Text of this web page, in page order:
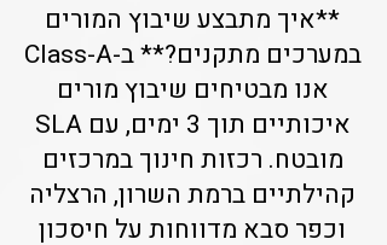
**איך מתבצע שיבוץ המורים
במערכים מתקנים?** ב-Class-A
אנו מבטיחים שיבוץ מורים
איכותיים תוך 3 ימים, עם SLA
מובטח. רכזות חינוך במרכזים
קהילתיים ברמת השרון, הרצליה
וכפר סבא מדווחות על חיסכון